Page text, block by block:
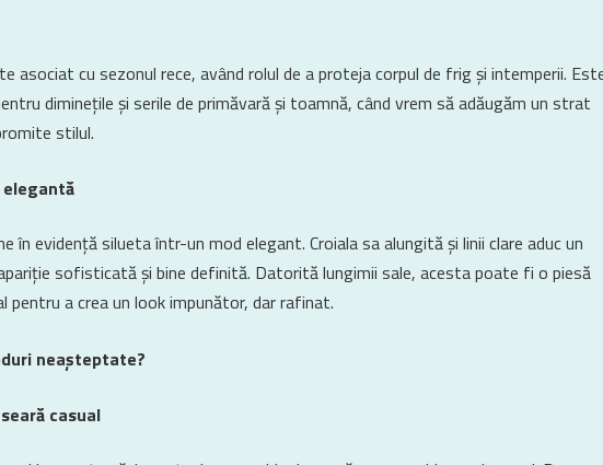
asociat cu sezonul rece, având rolul de a proteja corpul de frig și intemperii.
diminețile și serile de primăvară și toamnă, când vrem să adăugăm un strat
stilul.
în evidență silueta într-un mod elegant. Croiala sa alungită și linii clare aduc un
sofisticată și bine definită. Datorită lungimii sale, acesta poate fi o piesă
a crea un look impunător, dar rafinat.
neașteptate?
casual